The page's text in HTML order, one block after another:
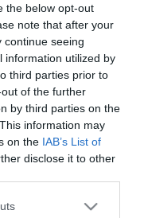
the below opt-out
note that after your
continue seeing
information utilized by
third parties prior to
of the further
by third parties on the
information may
on the IAB’s List of
disclose it to other